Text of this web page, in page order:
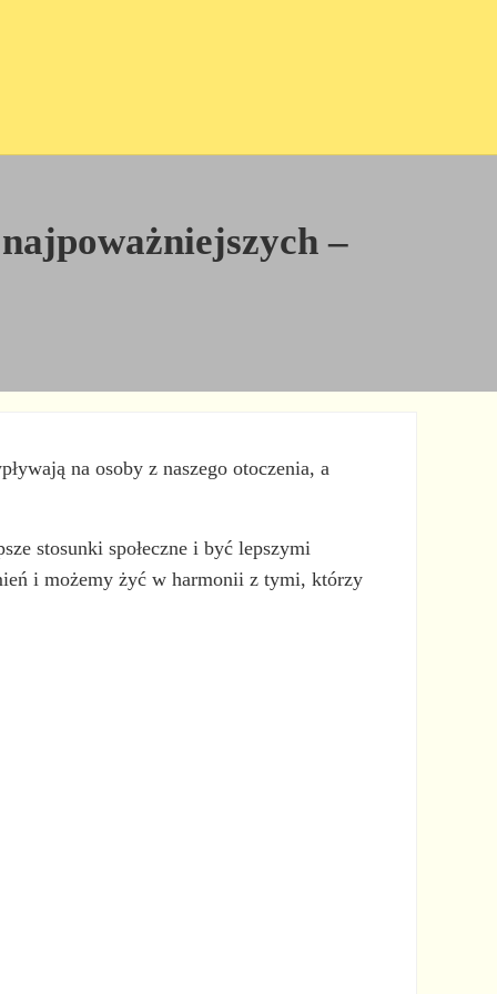
–
na osoby z naszego otoczenia, a
stosunki społeczne i być lepszymi
i możemy żyć w harmonii z tymi, którzy